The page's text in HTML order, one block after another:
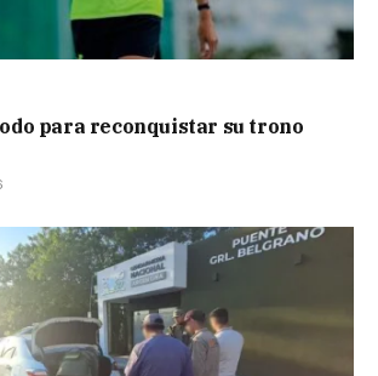
para reconquistar su trono